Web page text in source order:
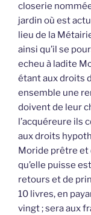
closerie
jardin où est
lieu de la
ainsi qu’il se
echeu à ladite
étant aux droits
ensemble une
doivent de leur
l’acquéreure ils
aux droits
Moride prêtre et
qu’elle puisse
retours et de
10 livres, en
vingt ; sera aux